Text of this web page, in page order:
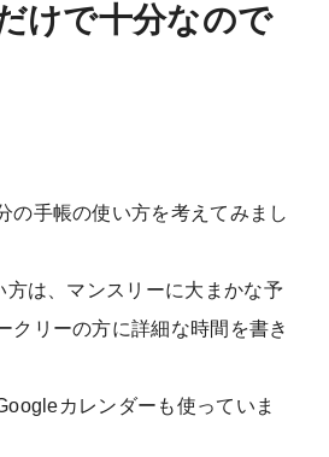
けで十分なので
の手帳の使い方を考えてみまし
は、マンスリーに大まかな予
クリーの方に詳細な時間を書き
カレンダーも使っていま